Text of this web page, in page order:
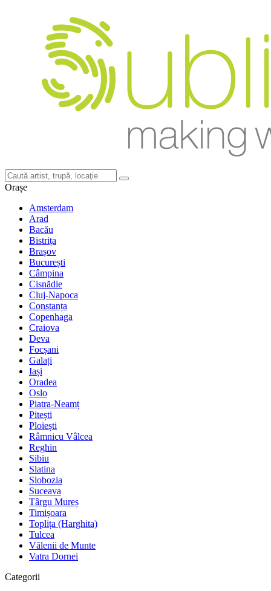
Orașe
Amsterdam
Arad
Bacău
Bistrița
Brașov
București
Câmpina
Cisnădie
Cluj-Napoca
Constanța
Copenhaga
Craiova
Deva
Focșani
Galați
Iași
Oradea
Oslo
Piatra-Neamț
Pitești
Ploiești
Râmnicu Vâlcea
Reghin
Sibiu
Slatina
Slobozia
Suceava
Târgu Mureș
Timișoara
Toplița (Harghita)
Tulcea
Vălenii de Munte
Vatra Dornei
Categorii